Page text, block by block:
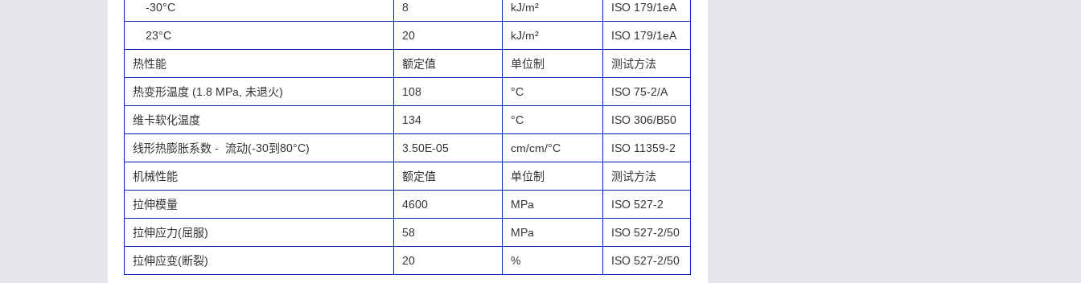
-30°C 8 kJ/m² ISO 179/1eA
23°C 20 kJ/m² ISO 179/1eA
热性能 额定值 单位制 测试方法
热变形温度 (1.8 MPa, 未退火) 108 °C ISO 75-2/A
维卡软化温度 134 °C ISO 306/B50
线形热膨胀系数 - 流动(-30到80°C) 3.50E-05 cm/cm/°C ISO 11359-2
机械性能 额定值 单位制 测试方法
拉伸模量 4600 MPa ISO 527-2
拉伸应力(屈服) 58 MPa ISO 527-2/50
拉伸应变(断裂) 20 % ISO 527-2/50